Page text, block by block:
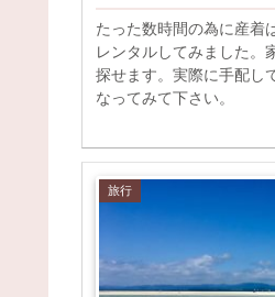
たった数時間の為に産着
レンタルしてみました。
探せます。実際に手配し
なってみて下さい。
旅行